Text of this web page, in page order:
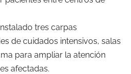
tres carpas
de cuidados intensivos, salas
para ampliar la atención
afectadas.